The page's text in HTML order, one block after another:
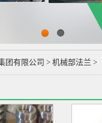
团有限公司 > 机械部法兰 >